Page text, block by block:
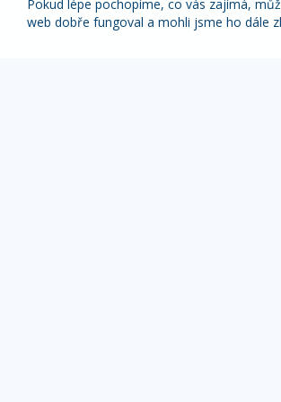
Pokud lépe pochopíme, co vás zajímá,
web dobře fungoval a mohli jsme ho dále